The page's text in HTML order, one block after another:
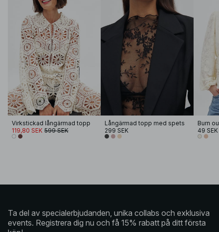
Virkstickad långärmad topp
119,80 SEK 599 SEK
Långärmad topp med spets
299 SEK
Burn
49 SEK
Ta del av specialerbjudanden, unika collabs och exklusiva
events. Registrera dig nu och få 15% rabatt på ditt första